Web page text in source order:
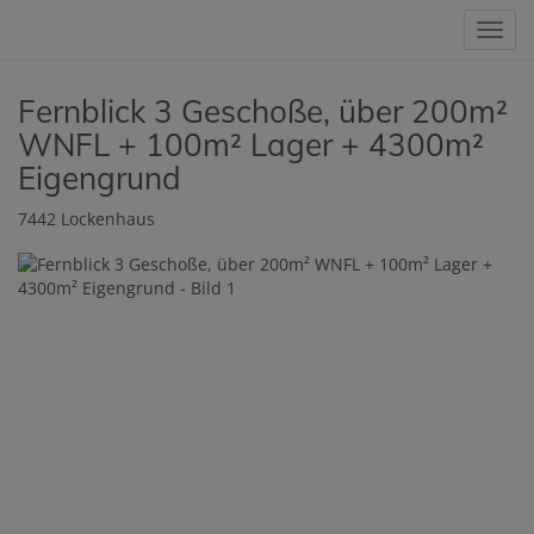
Fernblick 3 Geschoße, über 200m²
WNFL + 100m² Lager + 4300m²
Eigengrund
7442 Lockenhaus